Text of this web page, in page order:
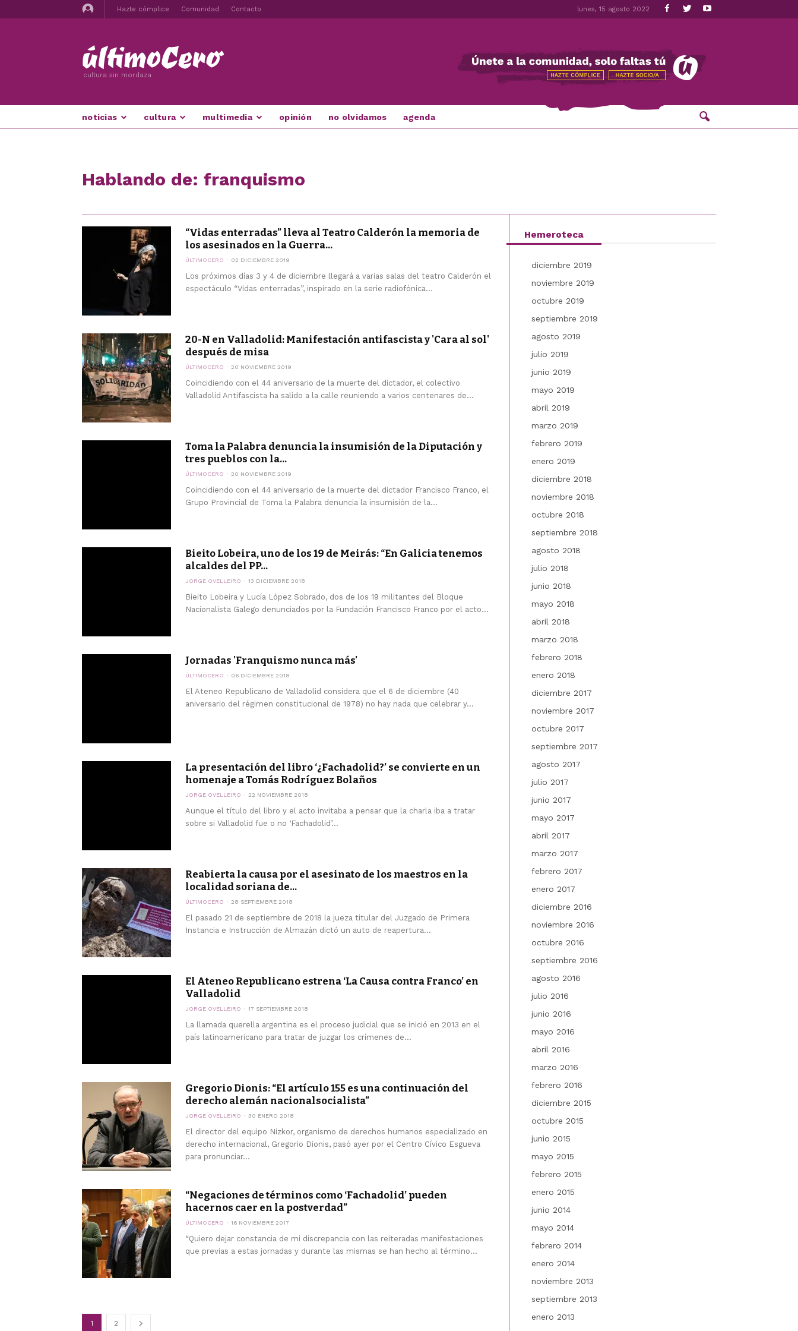
Hazte cómplice Comunidad Contacto lunes, 15 agosto 2022
cultura sin mordaza
noticias cultura multimedia opinión no olvidamos agenda
Hablando de: franquismo
“Vidas enterradas” lleva al Teatro Calderón la memoria de
los asesinados en la Guerra...
ÚLTIMOCERO 02 DICIEMBRE 2019
Los próximos días 3 y 4 de diciembre llegará a varias salas del teatro Calderón el
espectáculo “Vidas enterradas”, inspirado en la serie radiofónica...
20-N en Valladolid: Manifestación antifascista y 'Cara al sol'
después de misa
ÚLTIMOCERO 20 NOVIEMBRE 2019
Coincidiendo con el 44 aniversario de la muerte del dictador, el colectivo
Valladolid Antifascista ha salido a la calle reuniendo a varios centenares de...
Toma la Palabra denuncia la insumisión de la Diputación y
tres pueblos con la...
ÚLTIMOCERO 20 NOVIEMBRE 2019
Coincidiendo con el 44 aniversario de la muerte del dictador Francisco Franco, el
Grupo Provincial de Toma la Palabra denuncia la insumisión de la...
Bieito Lobeira, uno de los 19 de Meirás: “En Galicia tenemos
alcaldes del PP...
JORGE OVELLEIRO 13 DICIEMBRE 2018
Bieito Lobeira y Lucía López Sobrado, dos de los 19 militantes del Bloque
Nacionalista Galego denunciados por la Fundación Francisco Franco por el acto...
Jornadas 'Franquismo nunca más'
ÚLTIMOCERO 06 DICIEMBRE 2018
El Ateneo Republicano de Valladolid considera que el 6 de diciembre (40
aniversario del régimen constitucional de 1978) no hay nada que celebrar y...
La presentación del libro ‘¿Fachadolid?’ se convierte en un
homenaje a Tomás Rodríguez Bolaños
JORGE OVELLEIRO 22 NOVIEMBRE 2018
Aunque el título del libro y el acto invitaba a pensar que la charla iba a tratar
sobre si Valladolid fue o no ‘Fachadolid’...
Reabierta la causa por el asesinato de los maestros en la
localidad soriana de...
ÚLTIMOCERO 28 SEPTIEMBRE 2018
El pasado 21 de septiembre de 2018 la jueza titular del Juzgado de Primera
Instancia e Instrucción de Almazán dictó un auto de reapertura...
El Ateneo Republicano estrena ‘La Causa contra Franco’ en
Valladolid
JORGE OVELLEIRO 17 SEPTIEMBRE 2018
La llamada querella argentina es el proceso judicial que se inició en 2013 en el
país latinoamericano para tratar de juzgar los crímenes de...
Gregorio Dionis: “El artículo 155 es una continuación del
derecho alemán nacionalsocialista”
JORGE OVELLEIRO 30 ENERO 2018
El director del equipo Nizkor, organismo de derechos humanos especializado en
derecho internacional, Gregorio Dionis, pasó ayer por el Centro Cívico Esgueva
para pronunciar...
“Negaciones de términos como ‘Fachadolid’ pueden
hacernos caer en la postverdad”
ÚLTIMOCERO 16 NOVIEMBRE 2017
“Quiero dejar constancia de mi discrepancia con las reiteradas manifestaciones
que previas a estas jornadas y durante las mismas se han hecho al término...
1 2
Hemeroteca
diciembre 2019
noviembre 2019
octubre 2019
septiembre 2019
agosto 2019
julio 2019
junio 2019
mayo 2019
abril 2019
marzo 2019
febrero 2019
enero 2019
diciembre 2018
noviembre 2018
octubre 2018
septiembre 2018
agosto 2018
julio 2018
junio 2018
mayo 2018
abril 2018
marzo 2018
febrero 2018
enero 2018
diciembre 2017
noviembre 2017
octubre 2017
septiembre 2017
agosto 2017
julio 2017
junio 2017
mayo 2017
abril 2017
marzo 2017
febrero 2017
enero 2017
diciembre 2016
noviembre 2016
octubre 2016
septiembre 2016
agosto 2016
julio 2016
junio 2016
mayo 2016
abril 2016
marzo 2016
febrero 2016
diciembre 2015
octubre 2015
junio 2015
mayo 2015
febrero 2015
enero 2015
junio 2014
mayo 2014
febrero 2014
enero 2014
noviembre 2013
septiembre 2013
enero 2013